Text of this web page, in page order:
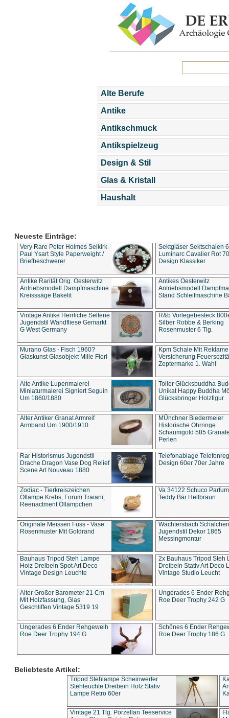
Alte Berufe
Antike
Antikschmuck
Antikspielzeug
Design & Stil
Glas & Kristall
Haushalt
Neueste Einträge:
Very Rare Peter Holmes Selkirk
Paul Ysart Style Paperweight /
Briefbeschwerer
Sektgläser Sektschalen
Luminarc Cavalier Rot
Design Klassiker
Antike Rarität Orig. Oesterwitz
Antriebsmodell Dampfmaschine
Kreisssäge Bakelit
Antikes Oesterwitz
Antriebsmodell
Stand Schleifmaschine
Vintage Antike Herrliche Seltene
Jugendstil Wandfliese Gemarkt
G West Germany
R&b Vorlegebesteck
Silber Robbe & Berking
Rosenmuster 6 Tlg.
Murano Glas - Fisch 1960?
Glaskunst Glasobjekt Mille Fiori
Kpm Schale Mit Reklame
Versicherung
Zeptermarke 1. Wahl
Alte Antike Lupenmalerei
Miniaturmalerei Signiert Seguin
Um 1860/1880
Toller Glücksbuddha
Unikat Happy Buddha
Glücksbringer Holzfigur
Alter Antiker Granat Armreif
Armband Um 1900/1910
MÜnchner Biedermeier
Historische Ohrringe
Schaumgold 585
Perlen
Rar Historismus Jugendstil
Drache Dragon Vase Dog Relief
Scene Art Nouveau 1880
Telefonablage
Design 60er 70er Jahre
Zodiac - Tierkreiszeichen
Öllampe Krebs, Forum Traiani,
Reenactment Öllämpchen
Va 34122 Schuco
Teddy Bär Hellbraun
Originale Meissen Fuss - Vase
Rosenmuster Mit Goldrand
Wächtersbach Schälchen
Jugendstil Dekor 1865
Messingmontur
Bauhaus Tripod Steh Lampe
Holz Dreibein Spot Art Deco
Vintage Design Leuchte
2x Bauhaus Tripod Steh
Dreibein Stativ Art Deco
Vintage Studio Leucht
Alter Großer Barometer 21 Cm
Mit Holzfassung, Glas
Geschliffen Vintage 5319 19
Ungerades 6 Ender
Roe Deer Trophy 242 G
Ungerades 6 Ender Rehgeweih
Roe Deer Trophy 194 G
Schönes 6 Ender
Roe Deer Trophy 186 G
Beliebteste Artikel:
Tripod Stehlampe Scheinwerfer
Stehleuchte Dreibein Holz Stativ
Lampe Retro 60er
Vintage 21 Tlg. Porzellan Teeservice